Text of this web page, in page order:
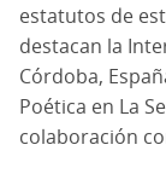
estatutos de
destacan la
Córdoba,
Poética en La
colaboración